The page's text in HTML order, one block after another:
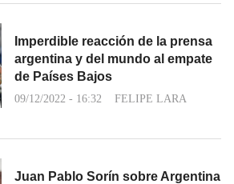
Imperdible reacción de la prensa
argentina y del mundo al empate
de Países Bajos
09/12/2022 - 16:32 FELIPE LARA
Juan Pablo Sorín sobre Argentina